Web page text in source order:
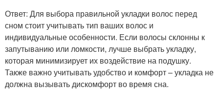
Ответ: Для выбора правильной укладки волос перед
сном стоит учитывать тип ваших волос и
индивидуальные особенности. Если волосы склонны к
запутыванию или ломкости, лучше выбрать укладку,
которая минимизирует их воздействие на подушку.
Также важно учитывать удобство и комфорт – укладка не
должна вызывать дискомфорт во время сна.